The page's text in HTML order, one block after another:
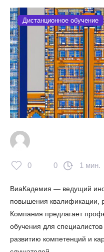
Дистанционное обучение
0 0 1 мин.
ВиаКадемия — ведущий
повышения квалификации,
Компания предлагает
обучения для
развитию компетенций и